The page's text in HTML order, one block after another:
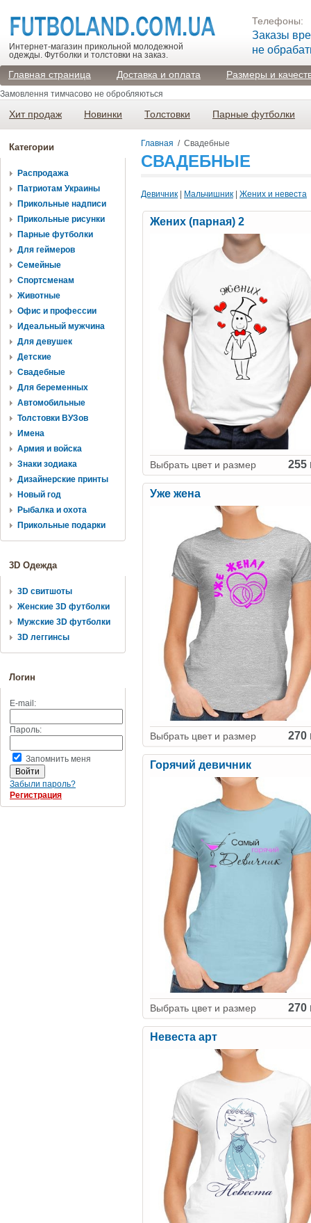
Интернет-магазин прикольной молодежной
одежды. Футболки и толстовки на заказ.
Телефоны:
Заказы
не
Главная страница Доставка и оплата Размеры и
Замовлення тимчасово не обробляються
Хит продаж Новинки Толстовки Парные футболки
Категории
Распродажа
Патриотам Украины
Прикольные надписи
Прикольные рисунки
Парные футболки
Для геймеров
Семейные
Спортсменам
Животные
Офис и профессии
Идеальный мужчина
Для девушек
Детские
Свадебные
Для беременных
Автомобильные
Толстовки ВУЗов
Имена
Армия и войска
Знаки зодиака
Дизайнерские принты
Новый год
Рыбалка и охота
Прикольные подарки
3D Одежда
3D свитшоты
Женские 3D футболки
Мужские 3D футболки
3D леггинсы
Логин
E-mail:
Пароль:
Запомнить меня
Забыли пароль?
Регистрация
Главная / Свадебные
СВАДЕБНЫЕ
Девичник Мальчишник Жених и невеста
Жених (парная) 2
Выбрать цвет и размер 255
Уже жена
Выбрать цвет и размер 270
Горячий девичник
Выбрать цвет и размер 270
Невеста арт